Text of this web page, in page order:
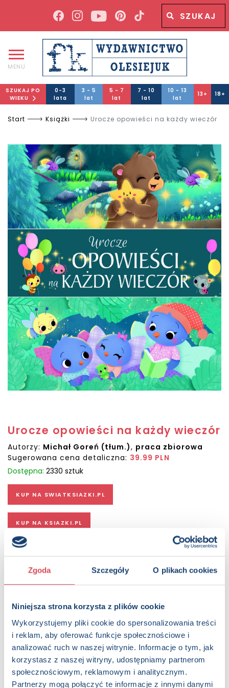
Zgoda Szczegóły O plikach cookies
Niniejsza strona korzysta z plików cookie
Wykorzystujemy pliki cookie do spersonalizowania treści
i reklam, aby oferować funkcje społecznościowe i
analizować ruch w naszej witrynie. Informacje o tym, jak
korzystasz z naszej witryny, udostępniamy partnerom
społecznościowym, reklamowym i analitycznym.
Partnerzy mogą połączyć te informacje z innymi danymi
Wyszukiwana fraza
MENU
SZUKAJ PO
WIEKU
0-3
lata
3 - 5
lat
5 - 7
lat
7 - 10
lat
10 - 13
lat
13+ 18+
Start Książki Urocze opowieści na każdy wieczór
Urocze opowieści na każdy wieczór
Autorzy: Michał Goreń (tłum.), praca zbiorowa
Sugerowana cena detaliczna: 39.99 PLN
Dostępna: 2330 sztuk
KUP NA SWIATKSIAZKI.PL
KUP NA KSIAZKI.PL
OPIS
W książce znalazły się opowieści na każdy wieczór. Ich
który nie chce już być ropuchą, bo dzieci nazwały go śliskim
i brzydkim. Zaprzyjaźnią się z kotką Gwiazdką, która na
wędkę łowi… gwiazdy. Spotkają tutaj też małą myszkę, która
należy do drużyny zbieraczek mlecznych ząbków
przedszkolaków, oraz ślimaka Adama, który stracił swój
domek. Urocze historyjki przeniosą najmłodszych do świata
słodkich snów i kolorowych marzeń. Z bohaterami tych